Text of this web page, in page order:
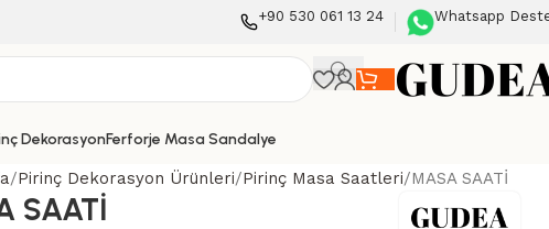
+90 530 061 13 24 Whatsapp
DekorasyonFerforje Masa Sandalye
Pirinç Dekorasyon Ürünleri Pirinç Masa Saatleri MASA SAATİ
SAATİ